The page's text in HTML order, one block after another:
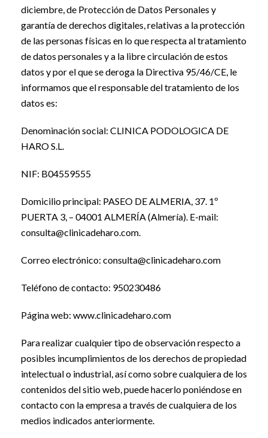
diciembre, de Protección de Datos Personales y
garantía de derechos digitales, relativas a la protección
de las personas físicas en lo que respecta al tratamiento
de datos personales y a la libre circulación de estos
datos y por el que se deroga la Directiva 95/46/CE, le
informamos que el responsable del tratamiento de los
datos es:
Denominación social: CLINICA PODOLOGICA DE
HARO S.L.
NIF: B04559555
Domicilio principal: PASEO DE ALMERIA, 37. 1º
PUERTA 3, – 04001 ALMERÍA (Almería). E-mail:
consulta@clinicadeharo.com.
Correo electrónico: consulta@clinicadeharo.com
Teléfono de contacto: 950230486
Página web: www.clinicadeharo.com
Para realizar cualquier tipo de observación respecto a
posibles incumplimientos de los derechos de propiedad
intelectual o industrial, así como sobre cualquiera de los
contenidos del sitio web, puede hacerlo poniéndose en
contacto con la empresa a través de cualquiera de los
medios indicados anteriormente.